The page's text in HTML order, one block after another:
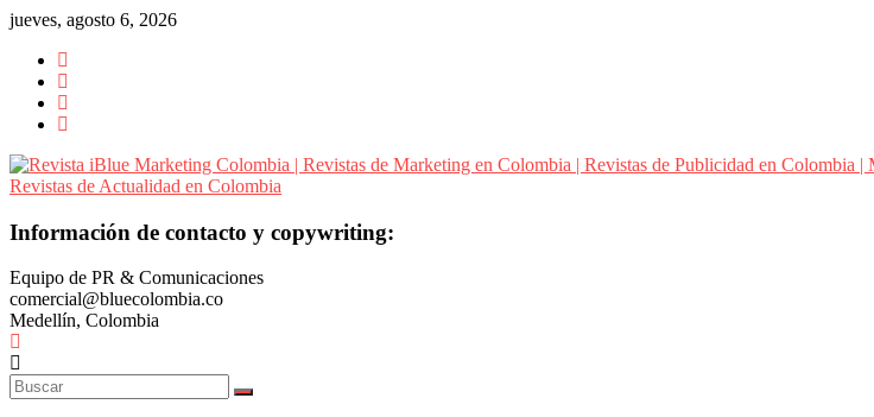
Saltar
contenido
jueves, agosto 6, 2026
Revista
Marketing
Colombia
|
Revistas
de
Información de contacto y copywriting:
Equipo de PR & Comunicaciones
comercial@bluecolombia.co
Medellín, Colombia